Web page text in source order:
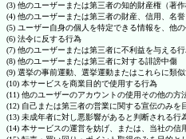
(3) 他のユーザーまたは第三者の知的財産権（著
(4) 他のユーザーまたは第三者の財産、信用、名
(5) ユーザー自身の個人を特定できる情報を、他
(6) 法令に反する行為
(7) 他のユーザーまたは第三者に不利益を与える
(8) 他のユーザーまたは第三者に対する誹謗中傷
(9) 選挙の事前運動、選挙運動またはこれらに類
(10) 本サービスを商業目的で使用する行為
(11) 他のユーザーのアカウントの使用その他の
(12) 自己または第三者の営業に関する宣伝のみを
(13) 未成年者に対し悪影響があると判断される行
(14) 本サービスの運営を妨げ、または、当社の信